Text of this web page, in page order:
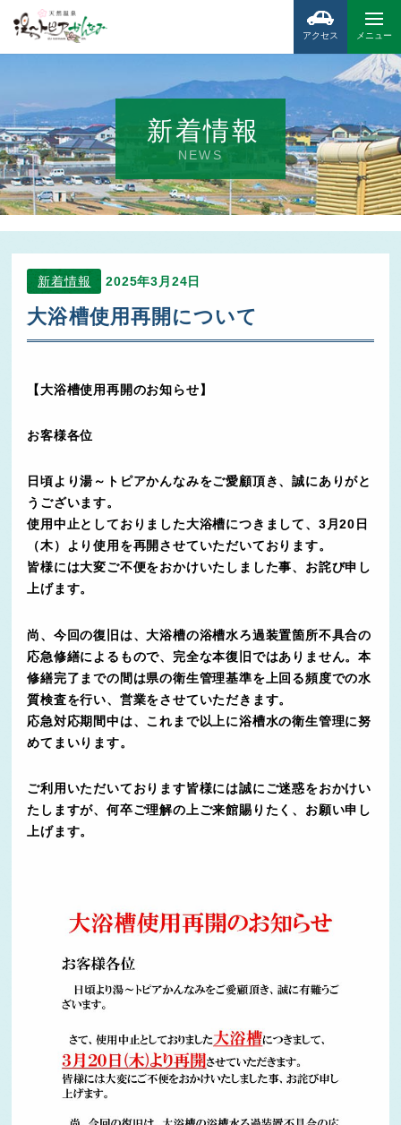
メニュー
アクセス
新着情報
NEWS
新着情報 2025年3月24日
大浴槽使用再開について
【大浴槽使用再開のお知らせ】
お客様各位
日頃より湯～トピアかんなみをご愛顧頂き、誠にありがと
うございます。
使用中止としておりました大浴槽につきまして、3月20日
（木）より使用を再開させていただいております。
皆様には大変ご不便をおかけいたしました事、お詫び申し
上げます。
尚、今回の復旧は、大浴槽の浴槽水ろ過装置箇所不具合の
応急修繕によるもので、完全な本復旧ではありません。本
修繕完了までの間は県の衛生管理基準を上回る頻度での水
質検査を行い、営業をさせていただきます。
応急対応期間中は、これまで以上に浴槽水の衛生管理に努
めてまいります。
ご利用いただいております皆様には誠にご迷惑をおかけい
たしますが、何卒ご理解の上ご来館賜りたく、お願い申し
上げます。